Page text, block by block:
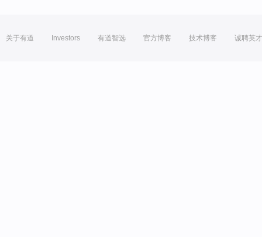
关于有道 Investors 有道智选 官方博客 技术博客 诚聘英才